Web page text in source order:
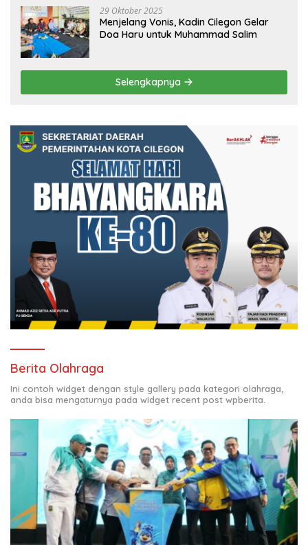
29 Oktober 2025
Menjelang Vonis, Kadin Cilegon Gelar
Doa Haru untuk Muhammad Salim
Selengkapnya
Berita Olahraga
Ini contoh widget dengan style gallery pada kategori olahraga,
anda bisa mengaturnya pada widget recent post wpberita.